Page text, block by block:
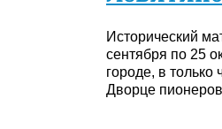
Исторический
сентября по 25
городе, в только
Дворце